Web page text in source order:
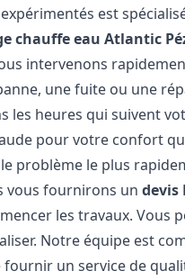
est
chauffe eau Atlantic
intervenons
une fuite ou une
heures qui suivent
pour votre confort
problème le plus
vous fournirons undevis
les travaux. Vous
Notre équipe est
un service de